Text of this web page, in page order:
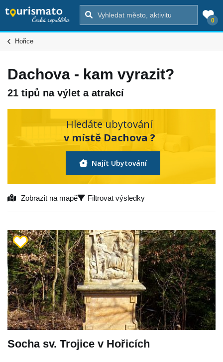
0
Hořice
Dachova - kam vyrazit?
21 tipů na výlet a atrakcí
Hledáte ubytování
v místě Dachova ?
Najít Ubytování
Zobrazit na mapě Filtrovat výsledky
Socha sv. Trojice v Hořicích